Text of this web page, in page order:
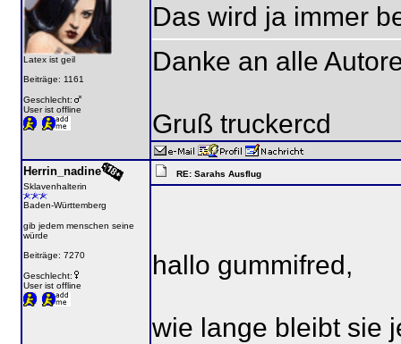
Latex ist geil
Beiträge: 1161
Geschlecht:
User ist offline
Das wird ja immer
Danke an alle
Gruß truckercd
Herrin_nadine
Sklavenhalterin
Baden-Württemberg
gib jedem menschen seine
würde
Beiträge: 7270
Geschlecht:
User ist offline
RE: Sarahs Ausflug
hallo gummifred,
wie lange bleibt sie